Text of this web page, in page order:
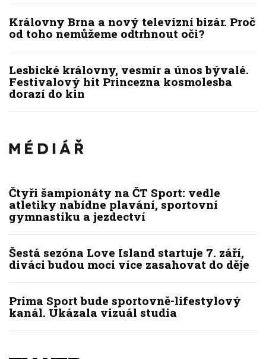
Královny Brna a nový televizní bizár. Proč
od toho nemůžeme odtrhnout oči?
Lesbické královny, vesmír a únos bývalé.
Festivalový hit Princezna kosmolesba
dorazí do kin
Čtyři šampionáty na ČT Sport: vedle
atletiky nabídne plavání, sportovní
gymnastiku a jezdectví
Šestá sezóna Love Island startuje 7. září,
diváci budou moci více zasahovat do děje
Prima Sport bude sportovně-lifestylový
kanál. Ukázala vizuál studia